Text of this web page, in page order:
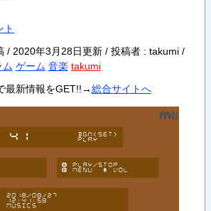
ト
/ 2020年3月28日更新 / 投稿者 : takumi /
ム ゲーム 音楽 takumi
最新情報をGET!!→総合サイトへ